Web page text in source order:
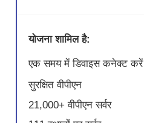
योजना शामिल है:
एक समय में डिवाइस कनेक्ट करें
सुरक्षित वीपीएन
21,000+ वीपीएन सर्वर